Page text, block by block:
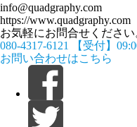
info@quadgraphy.com
https://www.quadgraphy.com
お気軽にお問合せください
080-4317-6121
【受付】
お問い合わせはこちら